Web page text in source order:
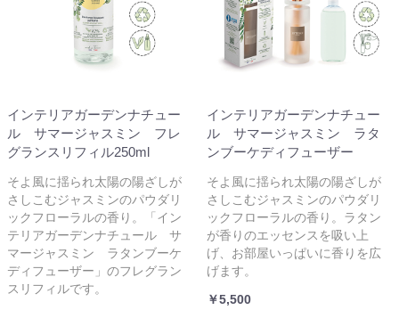
インテリアガーデンナチュー
ル サマージャスミン フレ
グランスリフィル250ml
そよ風に揺られ太陽の陽ざしが
さしこむジャスミンのパウダリ
ックフローラルの香り。「イン
テリアガーデンナチュール サ
マージャスミン ラタンブーケ
ディフューザー」のフレグラン
スリフィルです。
インテリアガーデンナチュー
ル サマージャスミン ラタ
ンブーケディフューザー
そよ風に揺られ太陽の陽ざしが
さしこむジャスミンのパウダリ
ックフローラルの香り。ラタン
が香りのエッセンスを吸い上
げ、お部屋いっぱいに香りを広
げます。
￥5,500